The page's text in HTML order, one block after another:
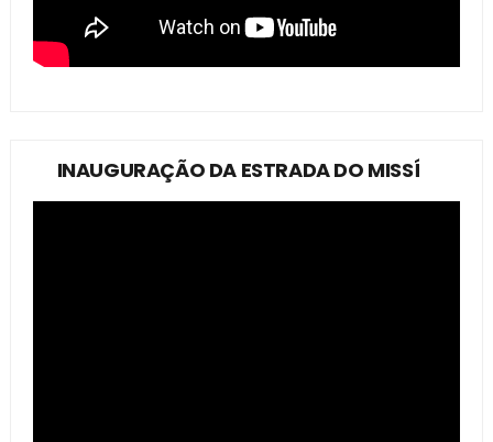
INAUGURAÇÃO DA ESTRADA DO MISSÍ